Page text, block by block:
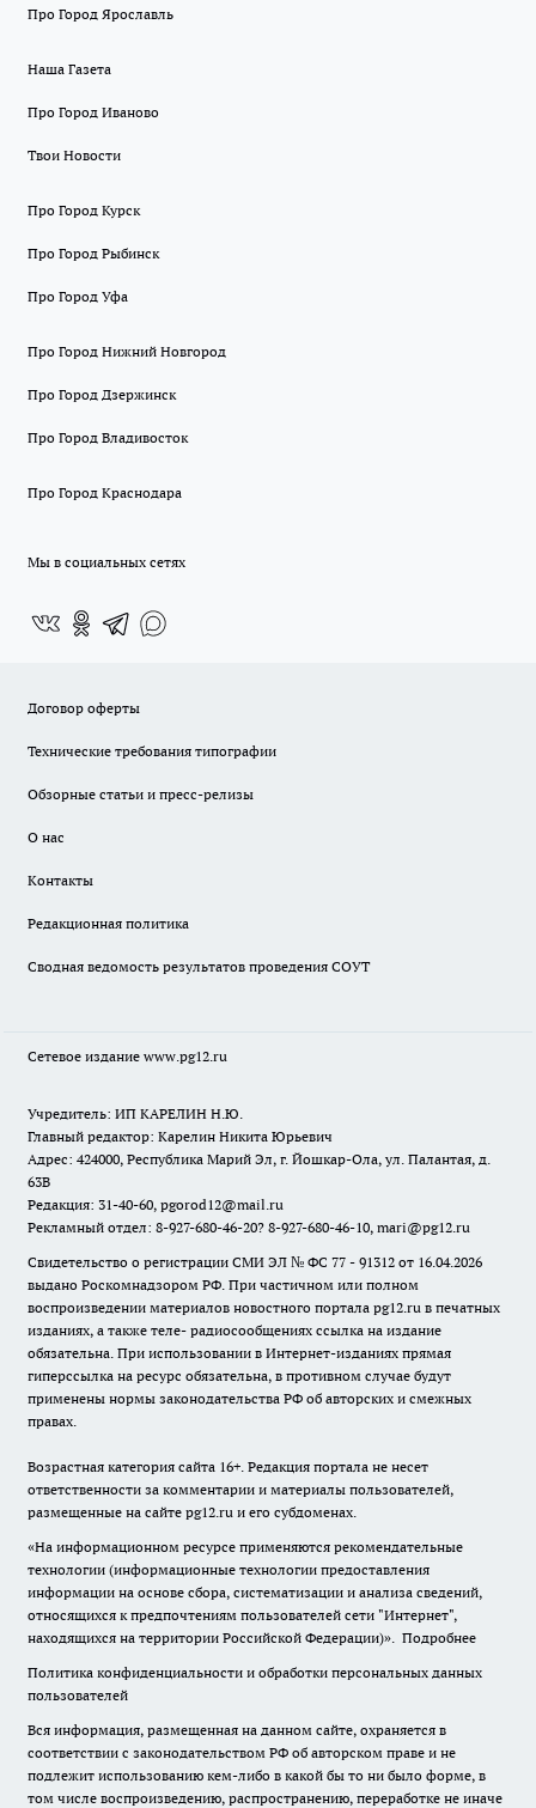
Про Город Ярославль
Наша Газета
Про Город Иваново
Твои Новости
Про Город Курск
Про Город Рыбинск
Про Город Уфа
Про Город Нижний Новгород
Про Город Дзержинск
Про Город Владивосток
Про Город Краснодара
Мы в социальных сетях
Договор оферты
Технические требования типографии
Обзорные статьи и пресс-релизы
О нас
Контакты
Редакционная политика
Сводная ведомость результатов проведения СОУТ
Сетевое издание www.pg12.ru
Учредитель: ИП КАРЕЛИН Н.Ю.
Главный редактор: Карелин Никита Юрьевич
Адрес: 424000, Республика Марий Эл, г. Йошкар-Ола, ул. Палантая, д.
63В
Редакция: 31-40-60, pgorod12@mail.ru
Рекламный отдел: 8-927-680-46-20? 8-927-680-46-10, mari@pg12.ru
Свидетельство о регистрации СМИ ЭЛ № ФС 77 - 91312 от 16.04.2026
выдано Роскомнадзором РФ. При частичном или полном
воспроизведении материалов новостного портала pg12.ru в печатных
изданиях, а также теле- радиосообщениях ссылка на издание
обязательна. При использовании в Интернет-изданиях прямая
гиперссылка на ресурс обязательна, в противном случае будут
применены нормы законодательства РФ об авторских и смежных
правах.
Возрастная категория сайта 16+. Редакция портала не несет
ответственности за комментарии и материалы пользователей,
размещенные на сайте pg12.ru и его субдоменах.
«На информационном ресурсе применяются рекомендательные
технологии (информационные технологии предоставления
информации на основе сбора, систематизации и анализа сведений,
относящихся к предпочтениям пользователей сети "Интернет",
находящихся на территории Российской Федерации)». Подробнее
Политика конфиденциальности и обработки персональных данных
пользователей
Вся информация, размещенная на данном сайте, охраняется в
соответствии с законодательством РФ об авторском праве и не
подлежит использованию кем-либо в какой бы то ни было форме, в
том числе воспроизведению, распространению, переработке не иначе